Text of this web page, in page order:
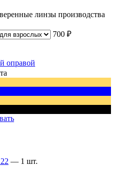
линзы производства
700 ₽
оправой
— 1 шт.